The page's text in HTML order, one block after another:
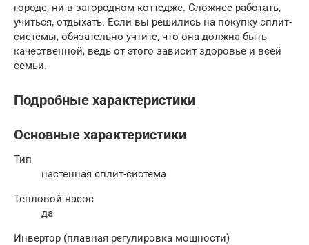
городе, ни в загородном коттедже. Сложнее работать,
учиться, отдыхать. Если вы решились на покупку сплит-
системы, обязательно учтите, что она должна быть
качественной, ведь от этого зависит здоровье и всей
семьи.
Подробные характеристики
Основные характеристики
Тип
настенная сплит-система
Тепловой насос
да
Инвертор (плавная регулировка мощности)